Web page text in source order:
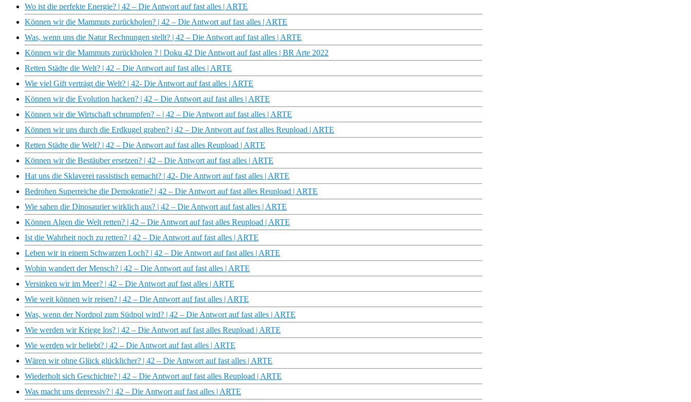
Wo ist die perfekte Energie? | 42 – Die Antwort auf fast alles | ARTE
Können wir die Mammuts zurückholen? | 42 – Die Antwort auf fast alles | ARTE
Was, wenn uns die Natur Rechnungen stellt? | 42 – Die Antwort auf fast alles | ARTE
Können wir die Mammuts zurückholen ? | Doku 42 Die Antwort auf fast alles | BR Arte 2022
Retten Städte die Welt? | 42 – Die Antwort auf fast alles | ARTE
Wie viel Gift verträgt die Welt? | 42- Die Antwort auf fast alles | ARTE
Können wir die Evolution hacken? | 42 – Die Antwort auf fast alles | ARTE
Können wir die Wirtschaft schrumpfen? – | 42 – Die Antwort auf fast alles | ARTE
Können wir uns durch die Erdkugel graben? | 42 – Die Antwort auf fast alles Reupload | ARTE
Retten Städte die Welt? | 42 – Die Antwort auf fast alles Reupload | ARTE
Können wir die Bestäuber ersetzen? | 42 – Die Antwort auf fast alles | ARTE
Hat uns die Sklaverei rassistisch gemacht? | 42- Die Antwort auf fast alles | ARTE
Bedrohen Superreiche die Demokratie? | 42 – Die Antwort auf fast alles Reupload | ARTE
Wie sahen die Dinosaurier wirklich aus? | 42 – Die Antwort auf fast alles | ARTE
Können Algen die Welt retten? | 42 – Die Antwort auf fast alles Reupload | ARTE
Ist die Wahrheit noch zu retten? | 42 – Die Antwort auf fast alles | ARTE
Leben wir in einem Schwarzen Loch? | 42 – Die Antwort auf fast alles | ARTE
Wohin wandert der Mensch? | 42 – Die Antwort auf fast alles | ARTE
Versinken wir im Meer? | 42 – Die Antwort auf fast alles | ARTE
Wie weit können wir reisen? | 42 – Die Antwort auf fast alles | ARTE
Was, wenn der Nordpol zum Südpol wird? | 42 – Die Antwort auf fast alles | ARTE
Wie werden wir Kriege los? | 42 – Die Antwort auf fast alles Reupload | ARTE
Wie werden wir beliebt? | 42 – Die Antwort auf fast alles | ARTE
Wären wir ohne Glück glücklicher? | 42 – Die Antwort auf fast alles | ARTE
Wiederholt sich Geschichte? | 42 – Die Antwort auf fast alles Reupload | ARTE
Was macht uns depressiv? | 42 – Die Antwort auf fast alles | ARTE